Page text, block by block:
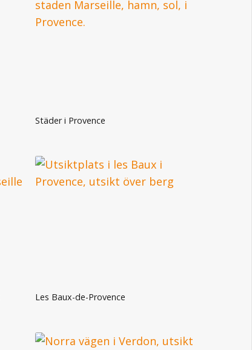
Städer i Provence
Les Baux-de-Provence